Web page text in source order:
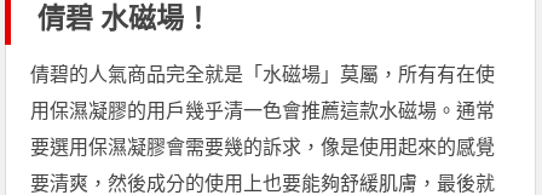
倩碧 水磁場！
倩碧的人氣商品完全就是「水磁場」莫屬，所有有在使
用保濕凝膠的用戶幾乎清一色會推薦這款水磁場。通常
要選用保濕凝膠會需要幾的訴求，像是使用起來的感覺
要清爽，然後成分的使用上也要能夠舒緩肌膚，最後就